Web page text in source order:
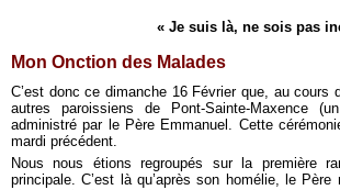
« Je suis là, ne sois pas
Mon Onction des Malades
C’est donc ce dimanche 16 Février que, au
autres paroissiens de Pont-Sainte-Maxence
administré par le Père Emmanuel. Cette
mardi précédent.
Nous nous étions regroupés sur la première
principale. C’est là qu’après son homélie, le